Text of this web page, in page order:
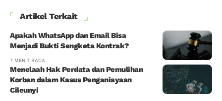
Artikel Terkait
Apakah WhatsApp dan Email Bisa
Menjadi Bukti Sengketa Kontrak?
7 MENIT BACA
Menelaah Hak Perdata dan Pemulihan
Korban dalam Kasus Penganiayaan
Cileunyi